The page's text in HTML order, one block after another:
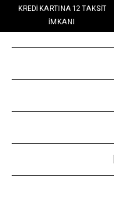
KREDI KARTINA 12 TAKSIT
İMKANI